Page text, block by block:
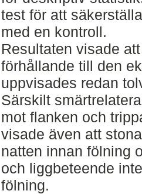
test för att
med en kontroll.
Resultaten visade
förhållande till den
uppvisades redan
Särskilt
mot flanken och
visade även att
natten innan fölning
och liggbeteende
fölning.